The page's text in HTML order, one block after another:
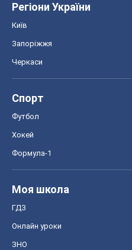
Регіони України
Київ
Запоріжжя
Черкаси
Спорт
Футбол
Хокей
Формула-1
Моя школа
ГДЗ
Онлайн уроки
ЗНО